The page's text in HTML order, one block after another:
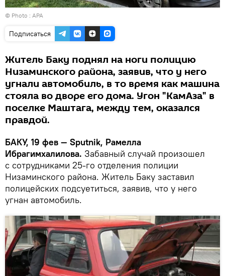
© Photo : APA
Подписаться
Житель Баку поднял на ноги полицию
Низаминского района, заявив, что у него
угнали автомобиль, в то время как машина
стояла во дворе его дома. Угон "КамАза" в
поселке Маштага, между тем, оказался
правдой.
БАКУ, 19 фев — Sputnik, Рамелла
Ибрагимхалилова. Забавный случай произошел
с сотрудниками 25-го отделения полиции
Низаминского района. Житель Баку заставил
полицейских подсуетиться, заявив, что у него
угнан автомобиль.